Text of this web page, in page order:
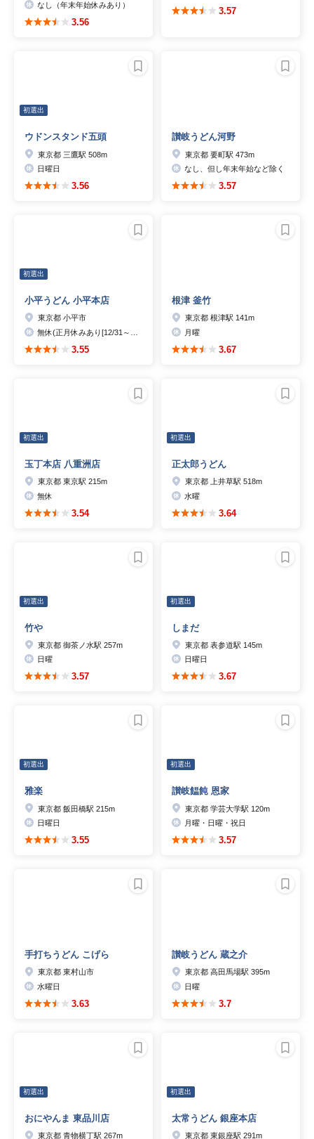
なし（年末年始休みあり）
3.56
3.57
初選出
ウドンスタンド五頭
東京都 三鷹駅 508m
日曜日
3.56
讃岐うどん河野
東京都 要町駅 473m
なし、但し年末年始など除く
3.57
初選出
小平うどん 小平本店
東京都 小平市
3.55
根津 釜竹
東京都 根津駅 141m
月曜
3.67
初選出
玉丁本店 八重洲店
東京都 東京駅 215m
無休
3.54
初選出
正太郎うどん
東京都 上井草駅 518m
水曜
3.64
初選出
竹や
東京都 御茶ノ水駅 257m
日曜
3.57
初選出
しまだ
東京都 表参道駅 145m
日曜日
3.67
初選出
雅楽
東京都 飯田橋駅 215m
日曜日
3.55
初選出
讃岐饂飩 恩家
東京都 学芸大学駅 120m
月曜・日曜・祝日
3.57
手打ちうどん こげら
東京都 東村山市
水曜日
3.63
讃岐うどん 蔵之介
東京都 高田馬場駅 395m
日曜
3.7
初選出
おにやんま 東品川店
東京都 青物横丁駅 267m
初選出
太常うどん 銀座本店
東京都 東銀座駅 291m